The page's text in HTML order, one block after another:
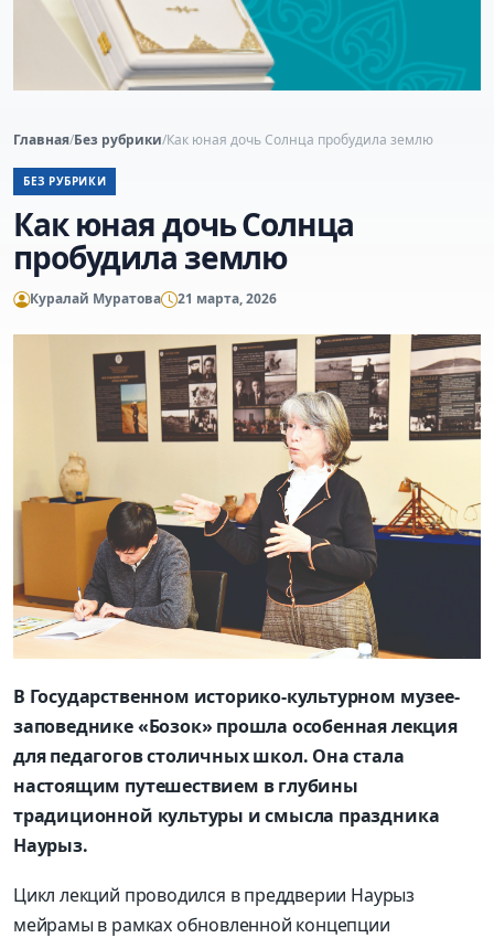
Главная/Без рубрики/Как юная дочь Солнца пробудила землю
БЕЗ РУБРИКИ
Как юная дочь Солнца
пробудила землю
Куралай Муратова 21 марта, 2026
В Государственном историко-культурном музее-
заповеднике «Бозок» прошла особенная лекция
для педагогов столичных школ. Она стала
настоящим путешествием в глубины
традиционной культуры и смысла праздника
Наурыз.
Цикл лекций проводился в преддверии Наурыз
мейрамы в рамках обновленной концепции